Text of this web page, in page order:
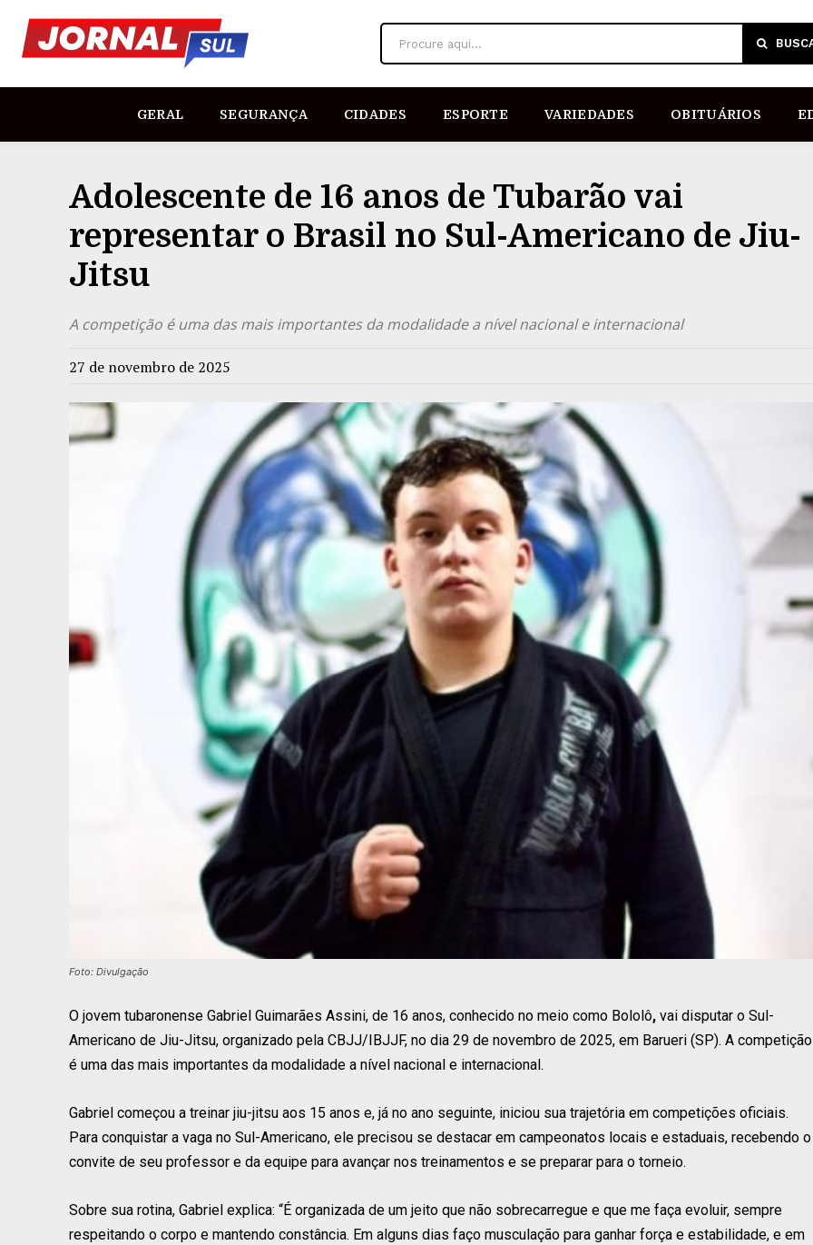
Procure aqui...
GERAL SEGURANÇA CIDADES ESPORTE VARIEDADES OBITUÁRIOS
Adolescente de 16 anos de Tubarão vai
representar o Brasil no Sul-Americano de Jiu-
Jitsu
A competição é uma das mais importantes da modalidade a nível nacional e internacional
27 de novembro de 2025
Foto: Divulgação
O jovem tubaronense Gabriel Guimarães Assini, de 16 anos, conhecido no meio como Bololô, vai disputar o Sul-
Americano de Jiu-Jitsu, organizado pela CBJJ/IBJJF, no dia 29 de novembro de 2025, em Barueri (SP). A competição
é uma das mais importantes da modalidade a nível nacional e internacional.
Gabriel começou a treinar jiu-jitsu aos 15 anos e, já no ano seguinte, iniciou sua trajetória em competições oficiais.
Para conquistar a vaga no Sul-Americano, ele precisou se destacar em campeonatos locais e estaduais, recebendo o
convite de seu professor e da equipe para avançar nos treinamentos e se preparar para o torneio.
Sobre sua rotina, Gabriel explica: “É organizada de um jeito que não sobrecarregue e que me faça evoluir, sempre
respeitando o corpo e mantendo constância. Em alguns dias faço musculação para ganhar força e estabilidade, e em